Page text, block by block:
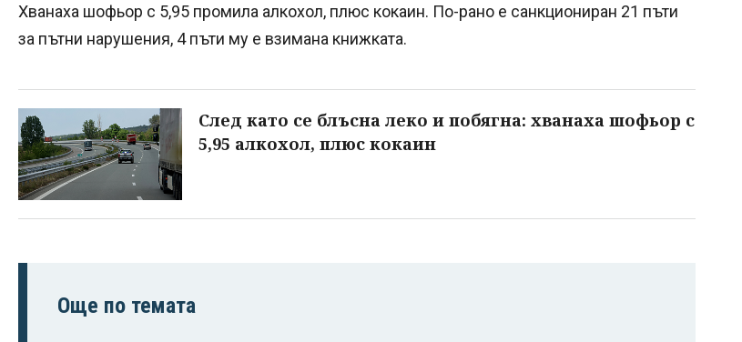
Хванаха шофьор с 5,95 промила алкохол, плюс кокаин. По-рано е санкциониран 21 пъти
за пътни нарушения, 4 пъти му е взимана книжката.
След като се блъсна леко и побягна: хванаха шофьор с
5,95 алкохол, плюс кокаин
Още по темата